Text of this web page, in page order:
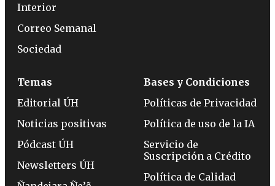
Interior
Correo Semanal
Sociedad
Temas
Editorial ÚH
Noticias positivas
Pódcast ÚH
Newsletters ÚH
Bases y Condiciones
Políticas de Privacidad
Política de uso de la IA
Servicio de
Suscripción a Crédito
Política de Calidad